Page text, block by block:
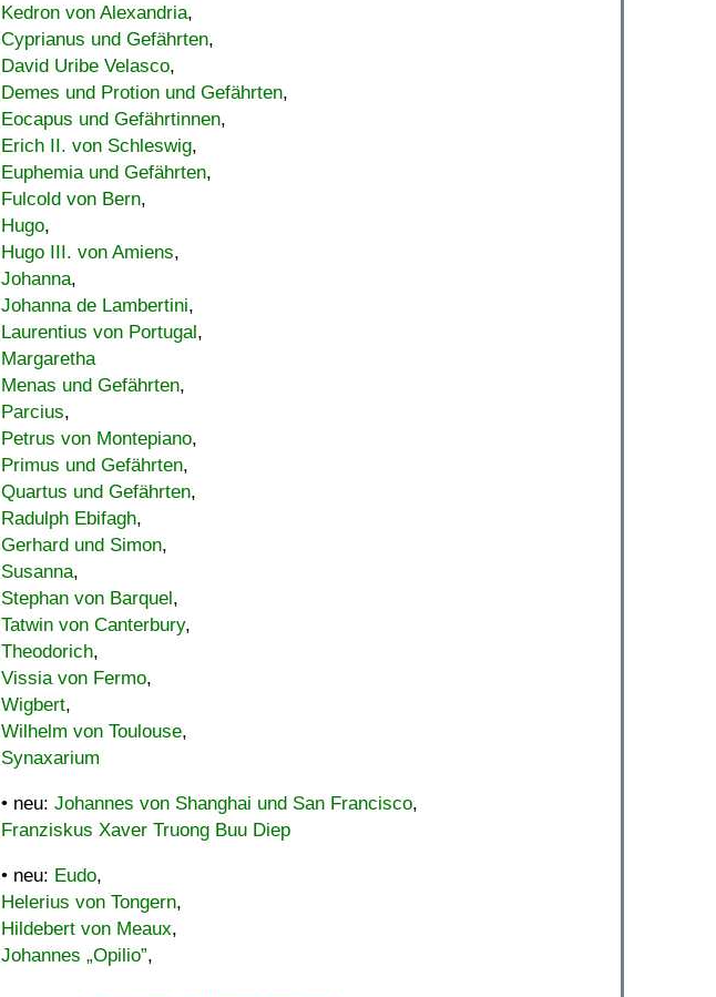
Kedron von Alexandria,
Cyprianus und Gefährten,
David Uribe Velasco,
Demes und Protion und Gefährten,
Eocapus und Gefährtinnen,
Erich II. von Schleswig,
Euphemia und Gefährten,
Fulcold von Bern,
Hugo,
Hugo III. von Amiens,
Johanna,
Johanna de Lambertini,
Laurentius von Portugal,
Margaretha
Menas und Gefährten,
Parcius,
Petrus von Montepiano,
Primus und Gefährten,
Quartus und Gefährten,
Radulph Ebifagh,
Gerhard und Simon,
Susanna,
Stephan von Barquel,
Tatwin von Canterbury,
Theodorich,
Vissia von Fermo,
Wigbert,
Wilhelm von Toulouse,
Synaxarium
• neu: Johannes von Shanghai und San Francisco,
Franziskus Xaver Truong Buu Diep
• neu: Eudo,
Helerius von Tongern,
Hildebert von Meaux,
Johannes „Opilio”,